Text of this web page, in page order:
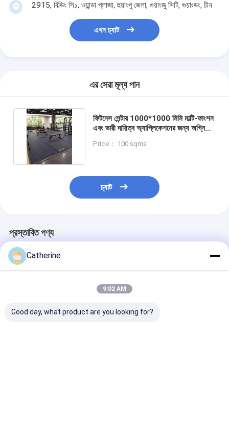
2915, বিল্ডিং সি১, ওয়ান্ডা প্লাজা, হুয়াংপু জেলা, গুয়াংজু সিটি, গুয়াংডং, চীন
এখন চ্যাট
এর সেরা মূল্য পান
ফিটনেস সেন্টার 1000*1000 মিমি মাল্টি-ফাংশন
এবং ভারী দায়িত্ব অ্যাপ্লিকেশনের জন্য অগ্নি
Price： 100 sqms
চ্যাট
প্রস্তাবিত পণ্য
Catherine
9:02 AM
Good day, what product are you looking for?